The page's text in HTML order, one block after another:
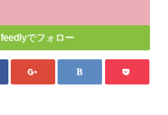
feedlyでフォロー